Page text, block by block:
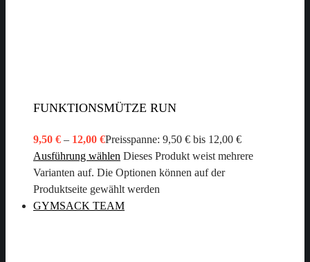
FUNKTIONSMÜTZE RUN
9,50 € – 12,00 €Preisspanne: 9,50 € bis 12,00 €
Ausführung wählen Dieses Produkt weist mehrere
Varianten auf. Die Optionen können auf der
Produktseite gewählt werden
GYMSACK TEAM